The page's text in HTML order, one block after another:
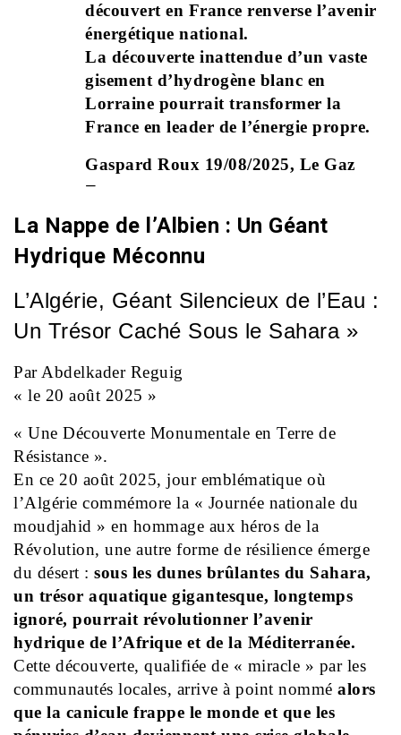
découvert en France renverse l’avenir
énergétique national.
La découverte inattendue d’un vaste
gisement d’hydrogène blanc en
Lorraine pourrait transformer la
France en leader de l’énergie propre.
Gaspard Roux 19/08/2025, Le Gaz
—
La Nappe de l’Albien : Un Géant
Hydrique Méconnu
L’Algérie, Géant Silencieux de l’Eau :
Un Trésor Caché Sous le Sahara »
Par Abdelkader Reguig
« le 20 août 2025 »
« Une Découverte Monumentale en Terre de
Résistance ».
En ce 20 août 2025, jour emblématique où
l’Algérie commémore la « Journée nationale du
moudjahid » en hommage aux héros de la
Révolution, une autre forme de résilience émerge
du désert : sous les dunes brûlantes du Sahara,
un trésor aquatique gigantesque, longtemps
ignoré, pourrait révolutionner l’avenir
hydrique de l’Afrique et de la Méditerranée.
Cette découverte, qualifiée de « miracle » par les
communautés locales, arrive à point nommé alors
que la canicule frappe le monde et que les